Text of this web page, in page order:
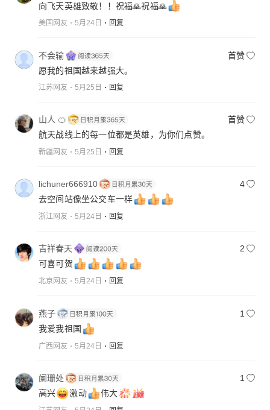
向飞天英雄致敬！！祝福🙏祝福🙏
美国网友 5月24日 回复
不会输
首赞
愿我的祖国越来越强大。
江苏网友 5月25日 回复
山人 🍊
首赞
航天战线上的每一位都是英雄，为你们点赞。
新疆网友 5月25日 回复
lichuner666910
4
去空间站像坐公交车一样
浙江网友 5月24日 回复
吉祥春天
2
可喜可贺
北京网友 5月24日 回复
燕子
1
我爱我祖国
广西网友 5月24日 回复
阑珊处
1
高兴
激动 伟大